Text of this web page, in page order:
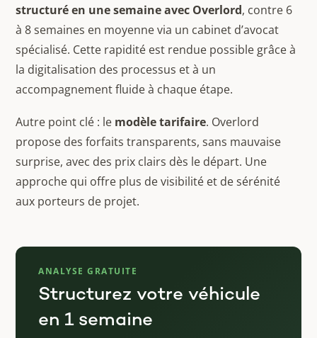
structuré en une semaine avec Overlord, contre 6
à 8 semaines en moyenne via un cabinet d’avocat
spécialisé. Cette rapidité est rendue possible grâce à
la digitalisation des processus et à un
accompagnement fluide à chaque étape.
Autre point clé : le modèle tarifaire. Overlord
propose des forfaits transparents, sans mauvaise
surprise, avec des prix clairs dès le départ. Une
approche qui offre plus de visibilité et de sérénité
aux porteurs de projet.
ANALYSE GRATUITE
Structurez votre véhicule
en 1 semaine